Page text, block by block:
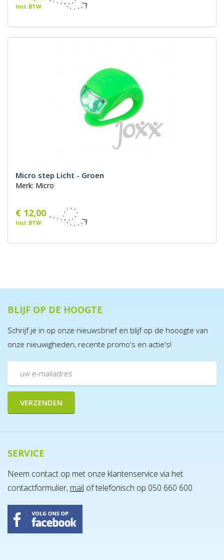
Incl. BTW
Micro step Licht - Groen
Merk: Micro
€ 12,00
Incl. BTW
BLIJF OP DE HOOGTE
Schrijf je in op onze nieuwsbrief en blijf op de hooogte van
onze nieuwigheden, recente promo's en actie's!
SERVICE
Neem contact op met onze klantenservice via het
contactformulier, mail of telefonisch op 050 660 600